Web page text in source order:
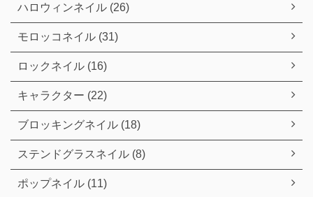
ハロウィンネイル (26)
モロッコネイル (31)
ロックネイル (16)
キャラクター (22)
ブロッキングネイル (18)
ステンドグラスネイル (8)
ポップネイル (11)